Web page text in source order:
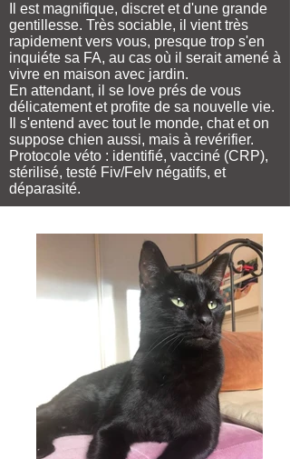
Il est magnifique, discret et d'une grande
gentillesse. Très sociable, il vient très
rapidement vers vous, presque trop s'en
inquiéte sa FA, au cas où il serait amené à
vivre en maison avec jardin.
En attendant, il se love prés de vous
délicatement et profite de sa nouvelle vie.
Il s'entend avec tout le monde, chat et on
suppose chien aussi, mais à revérifier.
Protocole véto : identifié, vacciné (CRP),
stérilisé, testé Fiv/Felv négatifs, et
déparasité.